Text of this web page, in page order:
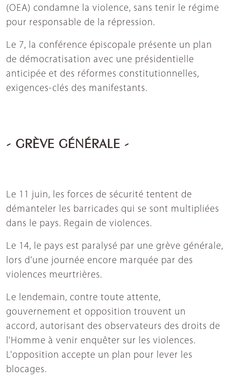
(OEA) condamne la violence, sans tenir le régime
pour responsable de la répression.
Le 7, la conférence épiscopale présente un plan
de démocratisation avec une présidentielle
anticipée et des réformes constitutionnelles,
exigences-clés des manifestants.
- GRÈVE GÉNÉRALE -
Le 11 juin, les forces de sécurité tentent de
démanteler les barricades qui se sont multipliées
dans le pays. Regain de violences.
Le 14, le pays est paralysé par une grève générale,
lors d'une journée encore marquée par des
violences meurtrières.
Le lendemain, contre toute attente,
gouvernement et opposition trouvent un
accord, autorisant des observateurs des droits de
l'Homme à venir enquêter sur les violences.
L'opposition accepte un plan pour lever les
blocages.